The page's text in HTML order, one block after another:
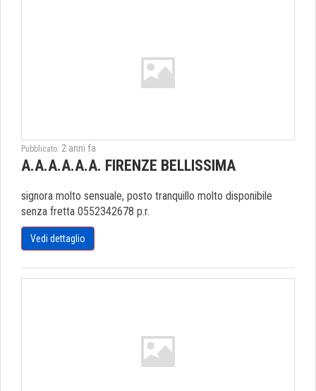
Pubblicato: 2 anni fa
A.A.A.A.A.A. FIRENZE BELLISSIMA
signora molto sensuale, posto tranquillo molto disponibile
senza fretta 0552342678 p.r.
Vedi dettaglio